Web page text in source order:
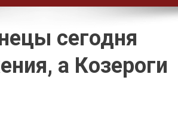
сегодня
а Козероги